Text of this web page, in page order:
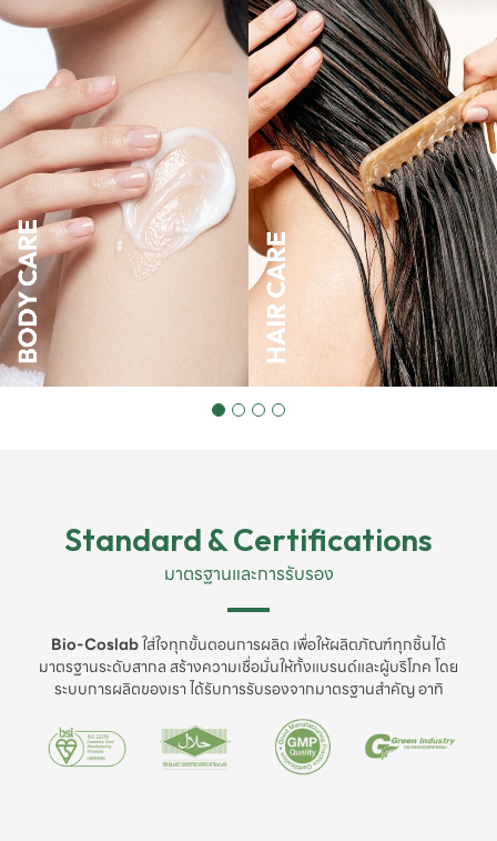
Standard & Certifications
มาตรฐานและการรับรอง
Bio-Coslabใส่ใจทุกขั้นตอนการผลิต เพื่อให้ผลิตภัณฑ์ทุกชิ้นได้
มาตรฐานระดับสากล สร้างความเชื่อมั่นให้ทั้งแบรนด์และผู้บริโภค โดย
ระบบการผลิตของเรา ได้รับการรับรองจากมาตรฐานสำคัญ อาทิ